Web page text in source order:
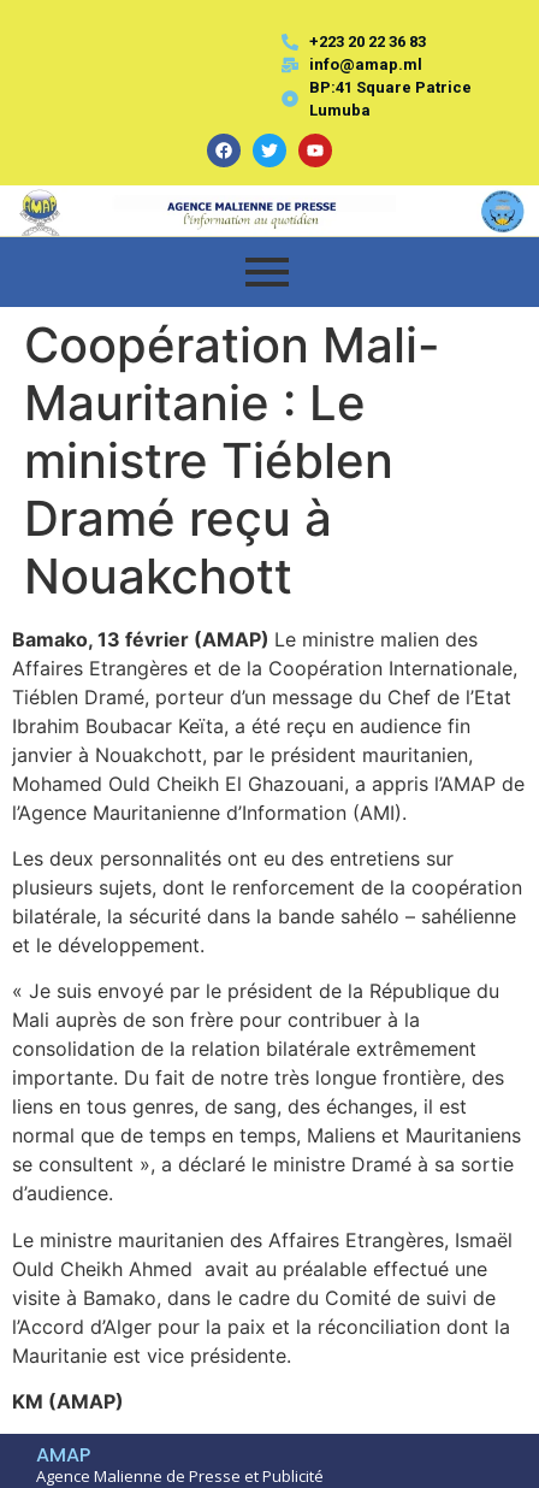
+223 20 22 36 83
info@amap.ml
BP:41 Square Patrice
Lumuba
Coopération Mali-
Mauritanie : Le
ministre Tiéblen
Dramé reçu à
Nouakchott
Bamako, 13 février (AMAP) Le ministre malien des
Affaires Etrangères et de la Coopération Internationale,
Tiéblen Dramé, porteur d’un message du Chef de l’Etat
Ibrahim Boubacar Keïta, a été reçu en audience fin
janvier à Nouakchott, par le président mauritanien,
Mohamed Ould Cheikh El Ghazouani, a appris l’AMAP de
l’Agence Mauritanienne d’Information (AMI).
Les deux personnalités ont eu des entretiens sur
plusieurs sujets, dont le renforcement de la coopération
bilatérale, la sécurité dans la bande sahélo – sahélienne
et le développement.
« Je suis envoyé par le président de la République du
Mali auprès de son frère pour contribuer à la
consolidation de la relation bilatérale extrêmement
importante. Du fait de notre très longue frontière, des
liens en tous genres, de sang, des échanges, il est
normal que de temps en temps, Maliens et Mauritaniens
se consultent », a déclaré le ministre Dramé à sa sortie
d’audience.
Le ministre mauritanien des Affaires Etrangères, Ismaël
Ould Cheikh Ahmed avait au préalable effectué une
visite à Bamako, dans le cadre du Comité de suivi de
l’Accord d’Alger pour la paix et la réconciliation dont la
Mauritanie est vice présidente.
KM (AMAP)
AMAP
Agence Malienne de Presse et Publicité